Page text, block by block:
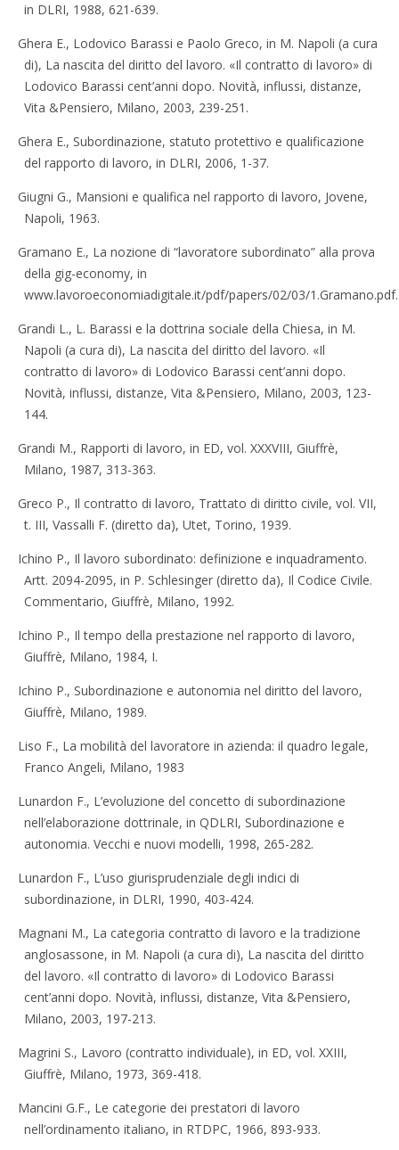
in DLRI, 1988, 621-639.
Ghera E., Lodovico Barassi e Paolo Greco, in M. Napoli (a cura
di), La nascita del diritto del lavoro. «Il contratto di lavoro» di
Lodovico Barassi cent’anni dopo. Novità, influssi, distanze,
Vita &Pensiero, Milano, 2003, 239-251.
Ghera E., Subordinazione, statuto protettivo e qualificazione
del rapporto di lavoro, in DLRI, 2006, 1-37.
Giugni G., Mansioni e qualifica nel rapporto di lavoro, Jovene,
Napoli, 1963.
Gramano E., La nozione di “lavoratore subordinato” alla prova
della gig-economy, in
www.lavoroeconomiadigitale.it/pdf/papers/02/03/1.Gramano.pdf.
Grandi L., L. Barassi e la dottrina sociale della Chiesa, in M.
Napoli (a cura di), La nascita del diritto del lavoro. «Il
contratto di lavoro» di Lodovico Barassi cent’anni dopo.
Novità, influssi, distanze, Vita &Pensiero, Milano, 2003, 123-
144.
Grandi M., Rapporti di lavoro, in ED, vol. XXXVIII, Giuffrè,
Milano, 1987, 313-363.
Greco P., Il contratto di lavoro, Trattato di diritto civile, vol. VII,
t. III, Vassalli F. (diretto da), Utet, Torino, 1939.
Ichino P., Il lavoro subordinato: definizione e inquadramento.
Artt. 2094-2095, in P. Schlesinger (diretto da), Il Codice Civile.
Commentario, Giuffrè, Milano, 1992.
Ichino P., Il tempo della prestazione nel rapporto di lavoro,
Giuffrè, Milano, 1984, I.
Ichino P., Subordinazione e autonomia nel diritto del lavoro,
Giuffrè, Milano, 1989.
Liso F., La mobilità del lavoratore in azienda: il quadro legale,
Franco Angeli, Milano, 1983
Lunardon F., L’evoluzione del concetto di subordinazione
nell’elaborazione dottrinale, in QDLRI, Subordinazione e
autonomia. Vecchi e nuovi modelli, 1998, 265-282.
Lunardon F., L’uso giurisprudenziale degli indici di
subordinazione, in DLRI, 1990, 403-424.
Magnani M., La categoria contratto di lavoro e la tradizione
anglosassone, in M. Napoli (a cura di), La nascita del diritto
del lavoro. «Il contratto di lavoro» di Lodovico Barassi
cent’anni dopo. Novità, influssi, distanze, Vita &Pensiero,
Milano, 2003, 197-213.
Magrini S., Lavoro (contratto individuale), in ED, vol. XXIII,
Giuffrè, Milano, 1973, 369-418.
Mancini G.F., Le categorie dei prestatori di lavoro
nell’ordinamento italiano, in RTDPC, 1966, 893-933.